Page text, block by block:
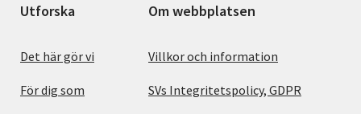
Utforska
Det här gör vi
För dig som
Om webbplatsen
Villkor och information
SVs Integritetspolicy, GDPR